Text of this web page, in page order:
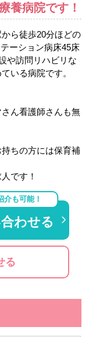
養病院です！
ら徒歩20分ほどの
ーション病床45床
や訪問リハビリな
いる病院です。
ん看護師さんも無
ちの方には保育補
です！
も可能！
わせる
る